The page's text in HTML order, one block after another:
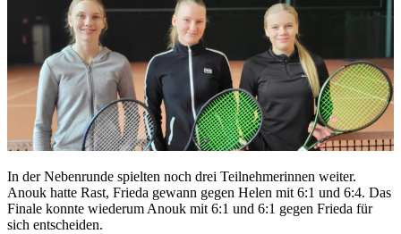
In der Nebenrunde spielten noch drei Teilnehmerinnen weiter.
Anouk hatte Rast, Frieda gewann gegen Helen mit 6:1 und 6:4. Das
Finale konnte wiederum Anouk mit 6:1 und 6:1 gegen Frieda für
sich entscheiden.